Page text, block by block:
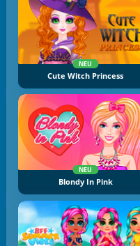
NEU
Cute Witch Princess
NEU
Blondy In Pink